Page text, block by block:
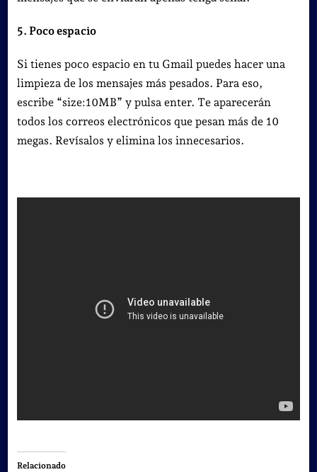
5. Poco espacio
Si tienes poco espacio en tu Gmail puedes hacer una
limpieza de los mensajes más pesados. Para eso,
escribe “size:10MB” y pulsa enter. Te aparecerán
todos los correos electrónicos que pesan más de 10
megas. Revísalos y elimina los innecesarios.
Relacionado